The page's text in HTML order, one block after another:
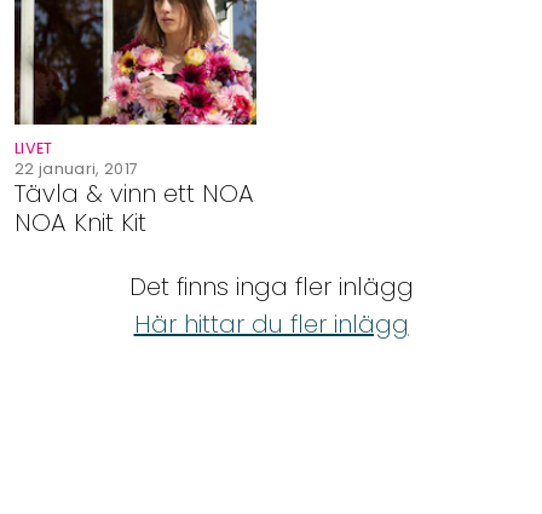
Hem & Trädgård
Underhållning
Om Oss
Tävla & vinn ett NOA
NOA Knit Kit
LIVET
22 januari, 2017
Det finns inga fler inlägg
Här hittar du fler inlägg